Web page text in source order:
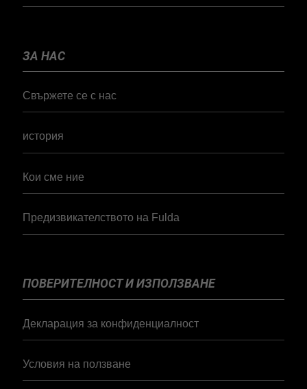
ЗА НАС
Свържете се с нас
история
Кои сме ние
Предизвикателството на Fulda
ПОВЕРИТЕЛНОСТ И ИЗПОЛЗВАНЕ
Декларация за конфиденциалност
Условия на ползване